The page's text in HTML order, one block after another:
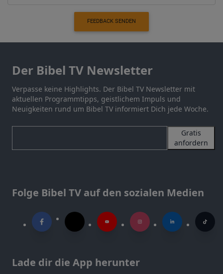
FEEDBACK SENDEN
Der Bibel TV Newsletter
Verpasse keine Highlights. Der Bibel TV Newsletter mit
aktuellen Programmtipps, geistlichem Impuls und
Neuigkeiten rund um Bibel TV informiert Dich jede Woche.
Gratis
anfordern
Folge Bibel TV auf den sozialen Medien
Lade dir die App herunter